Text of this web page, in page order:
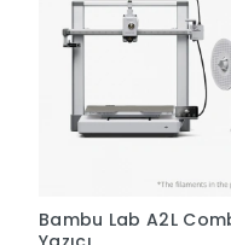
Bambu Lab A2L